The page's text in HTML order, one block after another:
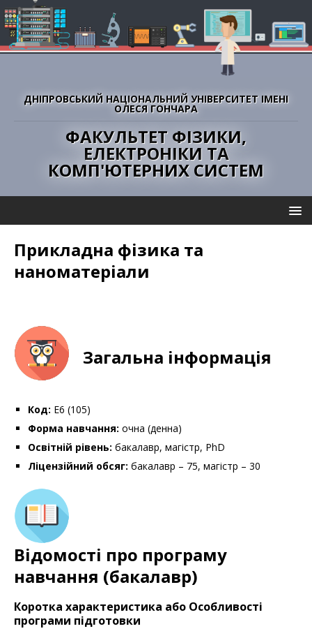
ДНІПРОВСЬКИЙ НАЦІОНАЛЬНИЙ УНІВЕРСИТЕТ ІМЕНІ
ОЛЕСЯ ГОНЧАРА
ФАКУЛЬТЕТ ФІЗИКИ,
ЕЛЕКТРОНІКИ ТА
КОМП'ЮТЕРНИХ СИСТЕМ
Прикладна фізика та
наноматеріали
Загальна інформація
Код: E6 (105)
Форма навчання: очна (денна)
Освітній рівень: бакалавр, магістр, PhD
Ліцензійний обсяг: бакалавр – 75, магістр – 30
Відомості про програму
навчання (бакалавр)
Коротка характеристика або Особливості
програми підготовки